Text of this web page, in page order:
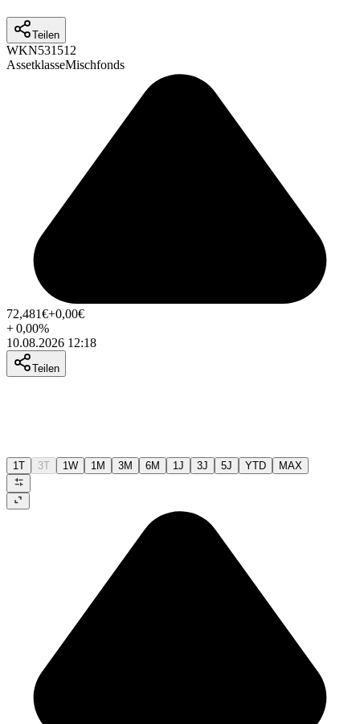
Teilen
WKN531512
AssetklasseMischfonds
72,481€+0,00€
+0,00%
10.08.2026 12:18
Teilen
1T 3T 1W 1M 3M 6M 1J 3J 5J YTD MAX